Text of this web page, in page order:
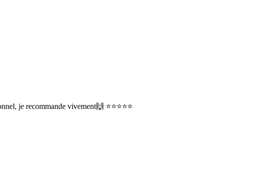
je recommande vivement🙌 ⭐⭐⭐⭐⭐